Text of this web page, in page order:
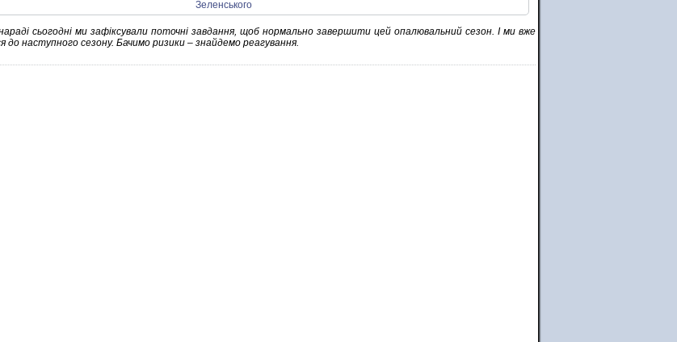
сьогодні ми зафіксували поточні завдання, щоб нормально завершити цей опалювальний сезон. І ми вже
до наступного сезону. Бачимо ризики – знайдемо реагування.